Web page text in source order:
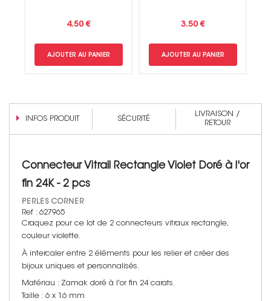
4.50 €
AJOUTER AU PANIER
3.50 €
AJOUTER AU PANIER
INFOS PRODUIT SÉCURITÉ
LIVRAISON /
RETOUR
Connecteur Vitrail Rectangle Violet Doré à l'or
fin 24K - 2 pcs
PERLES CORNER
Ref : 627965
Craquez pour ce lot de 2 connecteurs vitraux rectangle,
couleur violette.
À intercaler entre 2 éléments pour les relier et créer des
bijoux uniques et personnalisés.
Matériau : Zamak doré à l'or fin 24 carats.
Taille : 6 x 16 mm